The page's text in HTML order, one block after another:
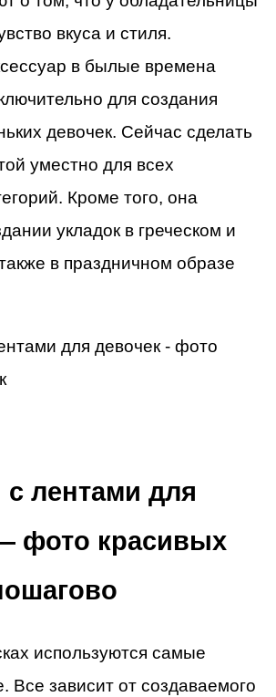
вкуса и стиля.
в былые времена
для создания
девочек. Сейчас сделать
уместно для всех
Кроме того, она
укладок в греческом и
в праздничном образе
с лентами для
фото красивых
используются самые
Все зависит от создаваемого